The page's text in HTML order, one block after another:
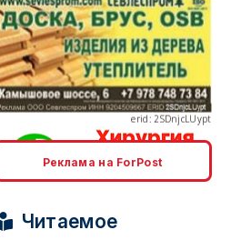
erid: 2SDnjcLUypt
erid: 2SDnjcrDNw6
Реклама на ForPost
Читаемое